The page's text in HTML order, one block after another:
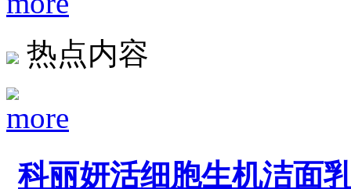
热点内容
科丽妍活细胞生机洁面